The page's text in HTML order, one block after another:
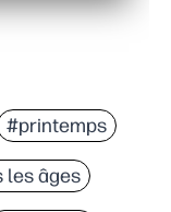
#printemps
les âges